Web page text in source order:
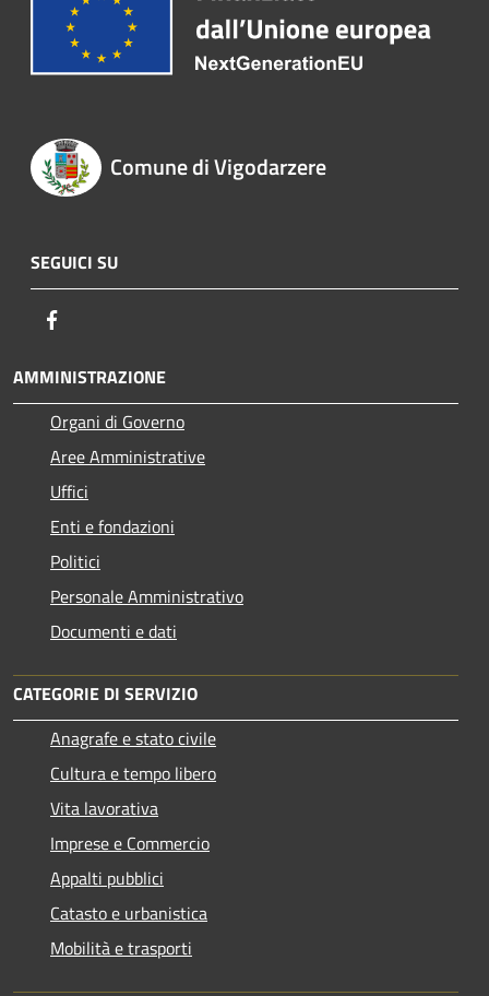
Comune di Vigodarzere
SEGUICI SU
AMMINISTRAZIONE
Organi di Governo
Aree Amministrative
Uffici
Enti e fondazioni
Politici
Personale Amministrativo
Documenti e dati
CATEGORIE DI SERVIZIO
Anagrafe e stato civile
Cultura e tempo libero
Vita lavorativa
Imprese e Commercio
Appalti pubblici
Catasto e urbanistica
Mobilità e trasporti